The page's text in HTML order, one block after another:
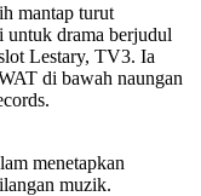
mantap turut
untuk drama berjudul
Lestary, TV3. Ia
di bawah naungan
menetapkan
muzik.